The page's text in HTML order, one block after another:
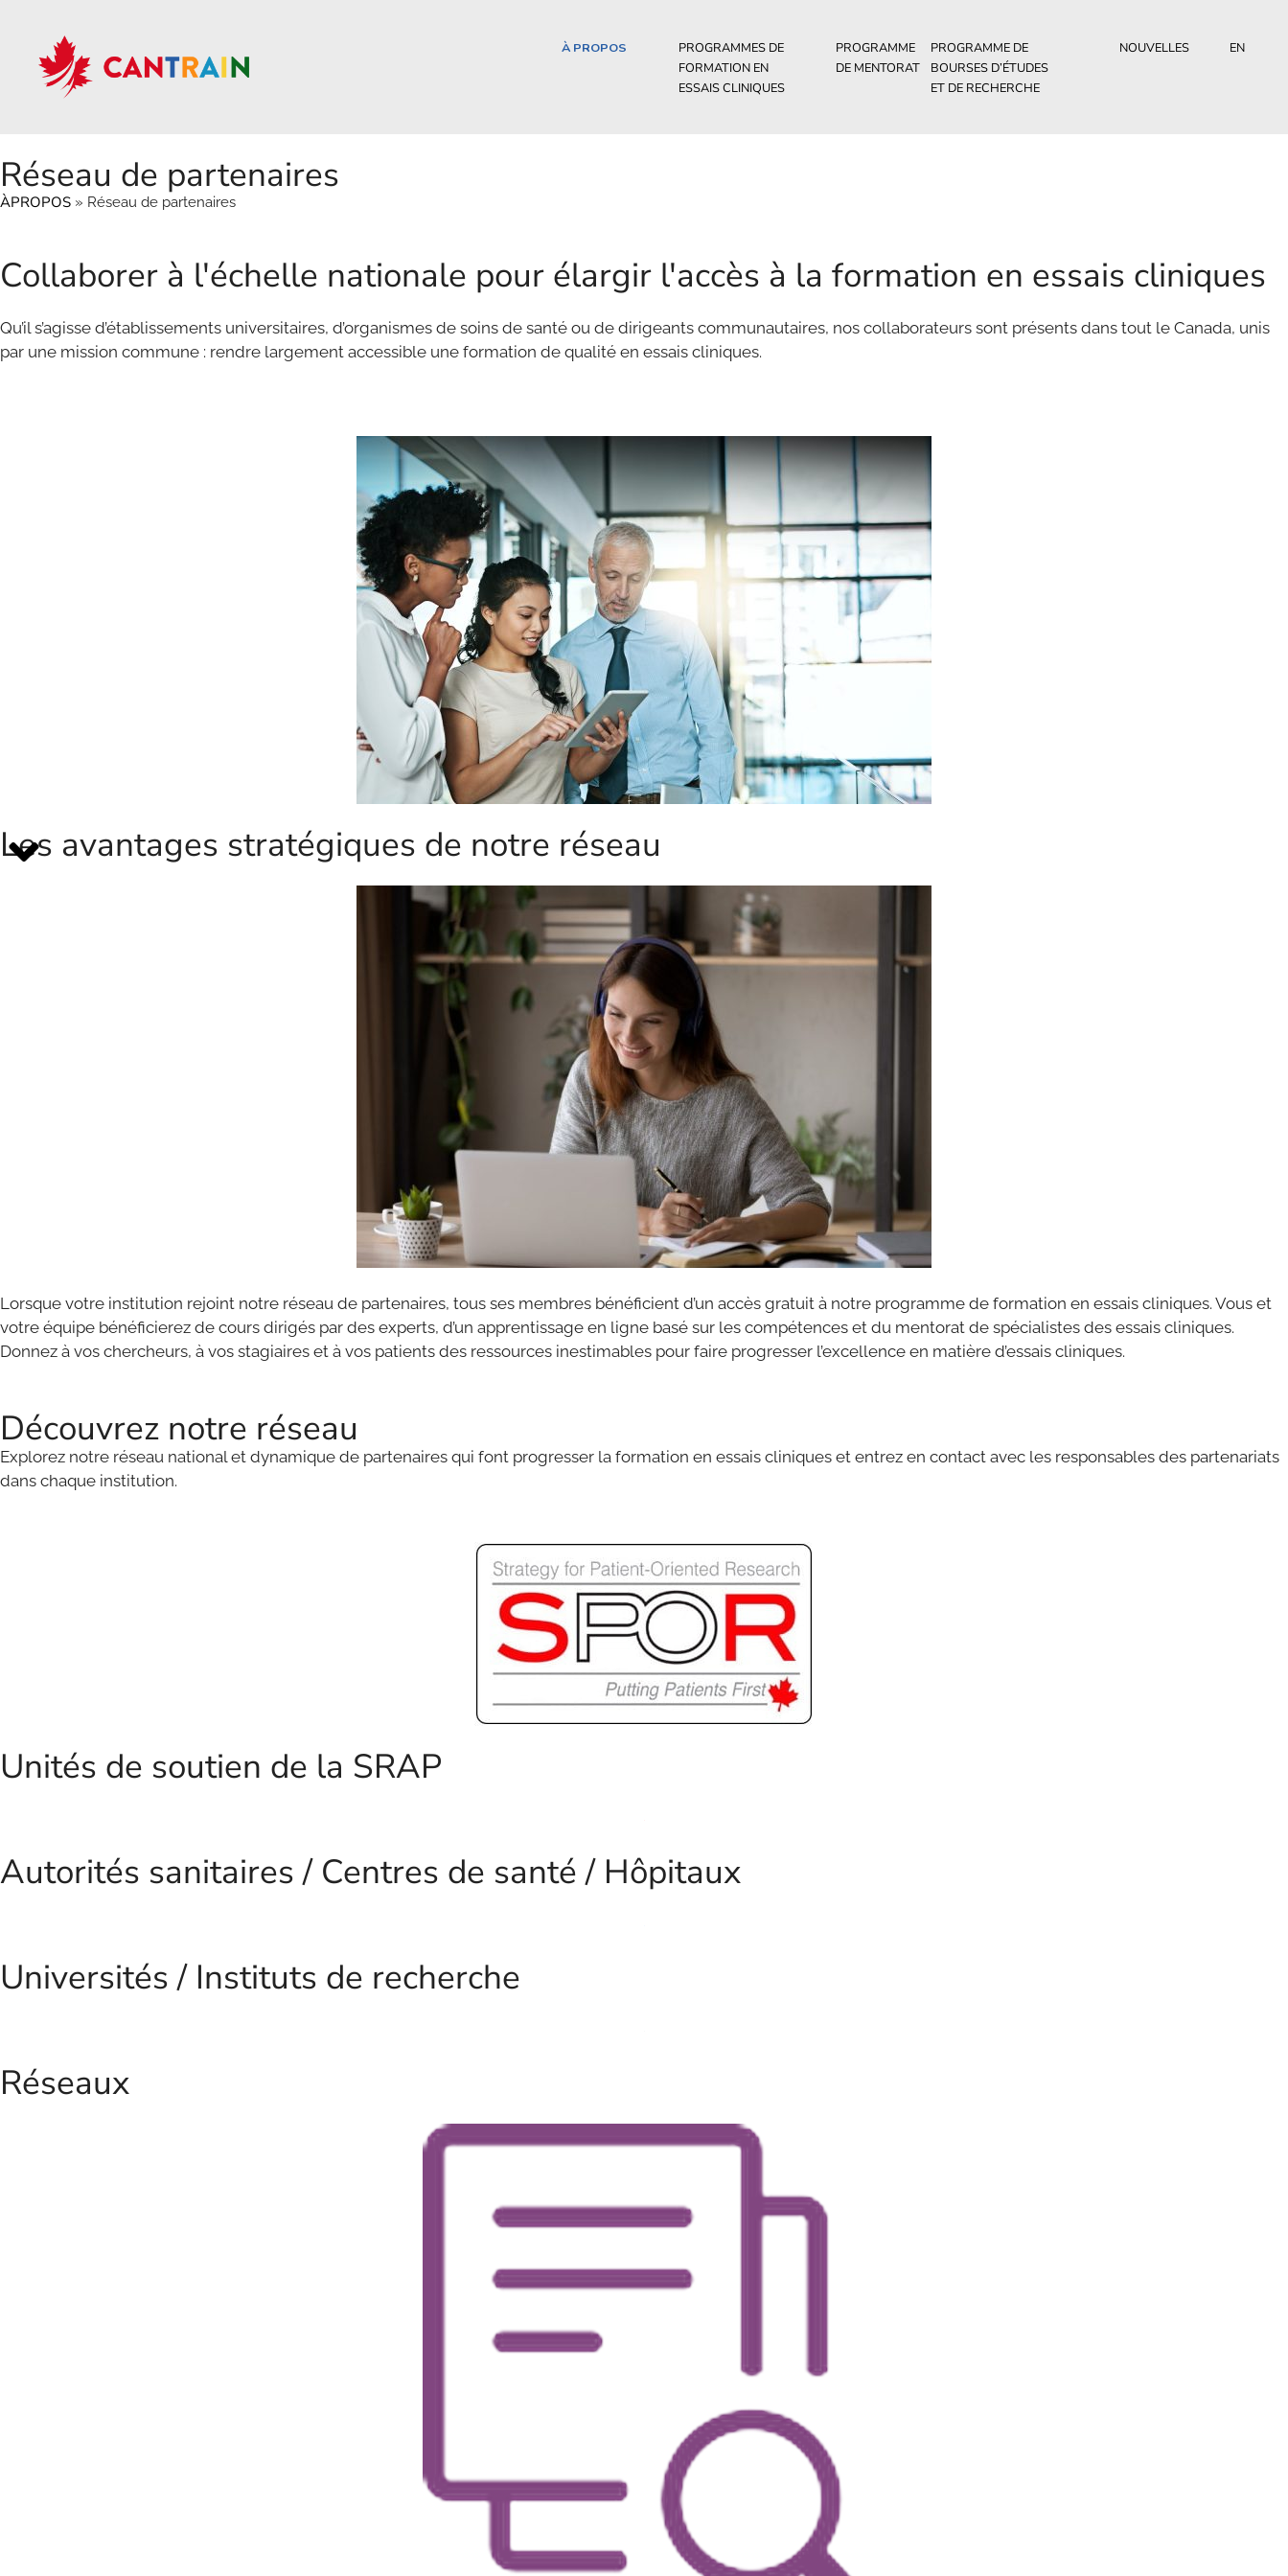
À PROPOS
PROGRAMMES DE
FORMATION EN
ESSAIS CLINIQUES
PROGRAMME
DE MENTORAT
PROGRAMME DE
BOURSES D’ÉTUDES
ET DE RECHERCHE
NOUVELLES EN
Réseau de partenaires
ÀPROPOS » Réseau de partenaires
Collaborer à l'échelle nationale pour élargir l'accès à la formation en essais cliniques
Qu’il s’agisse d’établissements universitaires, d’organismes de soins de santé ou de dirigeants communautaires, nos collaborateurs sont présents dans tout le Canada, unis
par une mission commune : rendre largement accessible une formation de qualité en essais cliniques.
Les avantages stratégiques de notre réseau
Lorsque votre institution rejoint notre réseau de partenaires, tous ses membres bénéficient d’un accès gratuit à notre programme de formation en essais cliniques. Vous et
votre équipe bénéficierez de cours dirigés par des experts, d’un apprentissage en ligne basé sur les compétences et du mentorat de spécialistes des essais cliniques.
Donnez à vos chercheurs, à vos stagiaires et à vos patients des ressources inestimables pour faire progresser l’excellence en matière d’essais cliniques.
Découvrez notre réseau
Explorez notre réseau national et dynamique de partenaires qui font progresser la formation en essais cliniques et entrez en contact avec les responsables des partenariats
dans chaque institution.
Unités de soutien de la SRAP​
Autorités sanitaires / Centres de santé / Hôpitaux
Universités / Instituts de recherche​
Réseaux